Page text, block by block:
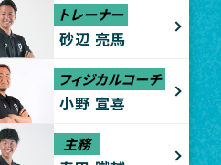
トレーナー
砂辺 亮馬
フィジカルコーチ
小野 宣喜
主務